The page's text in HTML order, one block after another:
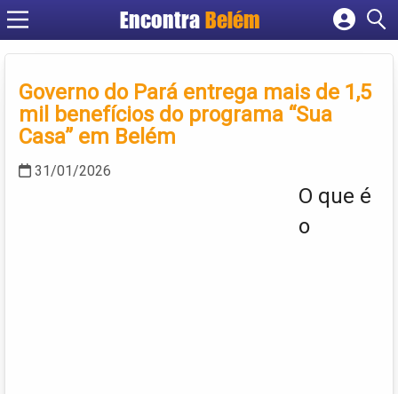
EncontraBelém
Cadastrar empresa
Criar conta
Governo do Pará entrega mais de 1,5
mil benefícios do programa “Sua
Casa” em Belém
31/01/2026
O que é
o